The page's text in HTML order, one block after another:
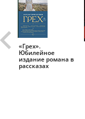
«Грех».
Юбилейное
издание романа в
рассказах